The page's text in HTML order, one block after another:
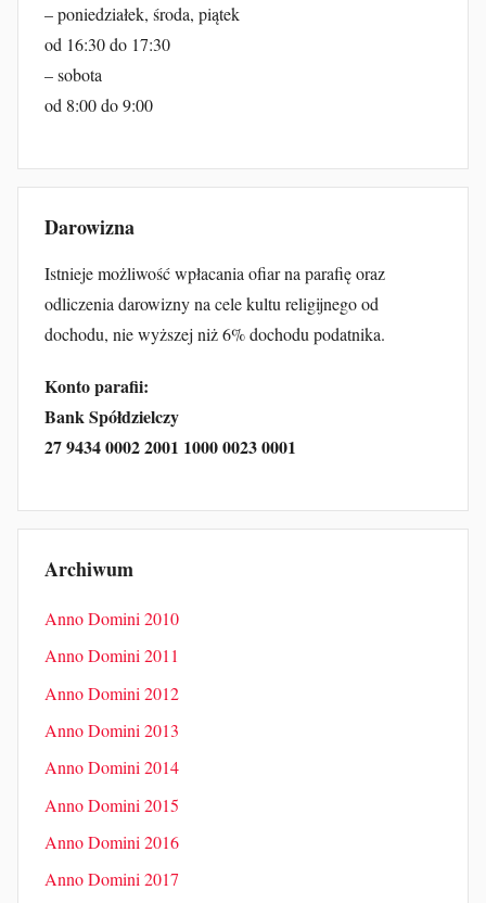
– poniedziałek, środa, piątek
od 16:30 do 17:30
– sobota
od 8:00 do 9:00
Darowizna
Istnieje możliwość wpłacania ofiar na parafię oraz
odliczenia darowizny na cele kultu religijnego od
dochodu, nie wyższej niż 6% dochodu podatnika.
Konto parafii:
Bank Spółdzielczy
27 9434 0002 2001 1000 0023 0001
Archiwum
Anno Domini 2010
Anno Domini 2011
Anno Domini 2012
Anno Domini 2013
Anno Domini 2014
Anno Domini 2015
Anno Domini 2016
Anno Domini 2017